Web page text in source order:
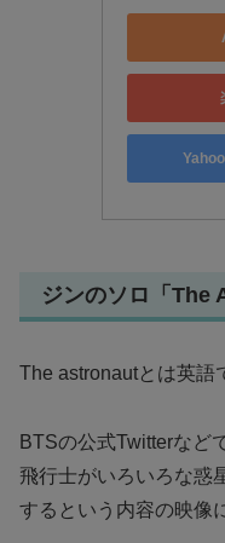
ジンのソロ「The
The astronautとは英語
BTSの公式Twitterなど
飛行士がいろいろな惑
するという内容の映像